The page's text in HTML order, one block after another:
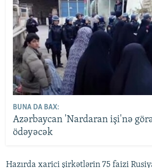
BUNA DA BAX:
Azərbaycan 'Nardaran işi'nə
ödəyəcək
Hazırda xarici şirkətlərin 75 faizi